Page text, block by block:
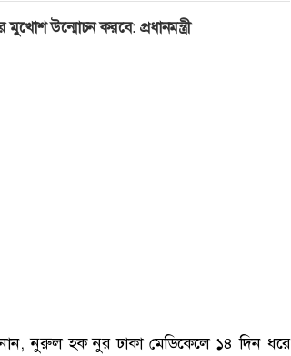
উন্মোচন করবে: প্রধানমন্ত্রী
নুরুল হক নুর ঢাকা মেডিকেলে ১৪ দিন ধরে